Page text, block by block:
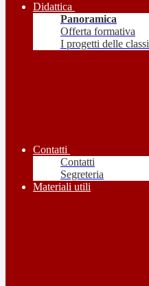
Didattica
Panoramica
Offerta formativa
I progetti delle classi
Contatti
Contatti
Segreteria
Materiali utili